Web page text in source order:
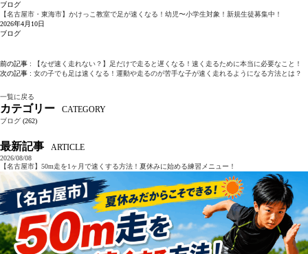
ブログ
【名古屋市・東海市】かけっこ教室で足が速くなる！幼児〜小学生対象！新規生徒募集中！
2026年4月10日
ブログ
前の記事 :
【なぜ速く走れない？】足だけで走ると遅くなる！速く走るために本当に必要なこと！
次の記事 : 女の子でも足は速くなる！運動や走るのが苦手な子が速く走れるようになる方法とは？
一覧に戻る
カテゴリー CATEGORY
ブログ (262)
最新記事 ARTICLE
2026/08/08
【名古屋市】50m走を1ヶ月で速くする方法！夏休みに始める練習メニュー！